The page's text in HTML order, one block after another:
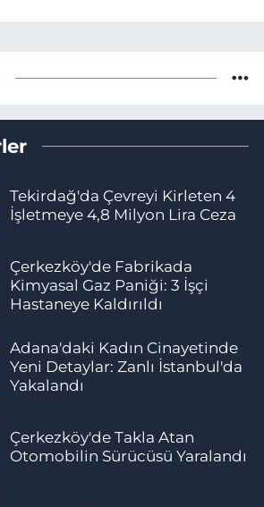
Tekirdağ'da Çevreyi Kirleten 4
İşletmeye 4,8 Milyon Lira Ceza
Çerkezköy'de Fabrikada
Kimyasal Gaz Paniği: 3 İşçi
Hastaneye Kaldırıldı
Adana'daki Kadın Cinayetinde
Yeni Detaylar: Zanlı İstanbul'da
Yakalandı
Çerkezköy'de Takla Atan
Otomobilin Sürücüsü Yaralandı